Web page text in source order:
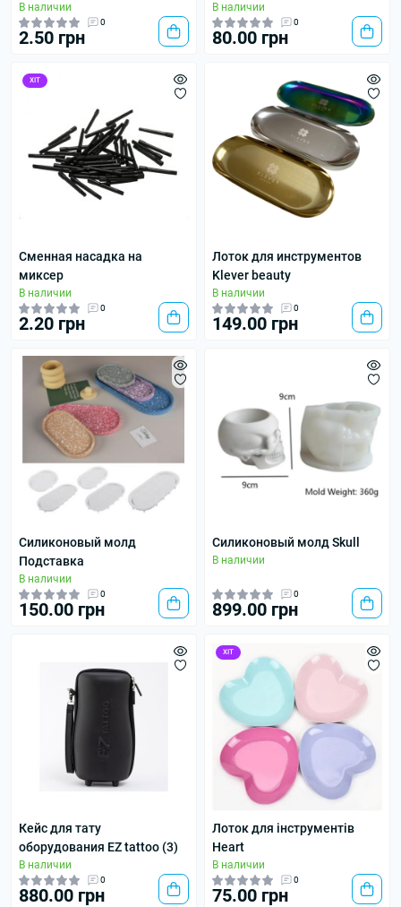
В наличии
0
2.50 грн
В наличии
0
80.00 грн
ХІТ
Сменная насадка на
миксер
В наличии
0
2.20 грн
Лоток для инструментов
Klever beauty
В наличии
0
149.00 грн
Силиконовый молд
Подставка
В наличии
0
150.00 грн
Силиконовый молд Skull
В наличии
0
899.00 грн
Кейс для тату
оборудования EZ tattoo (3)
В наличии
0
880.00 грн
ХІТ
Лоток для інструментів
Heart
В наличии
0
75.00 грн